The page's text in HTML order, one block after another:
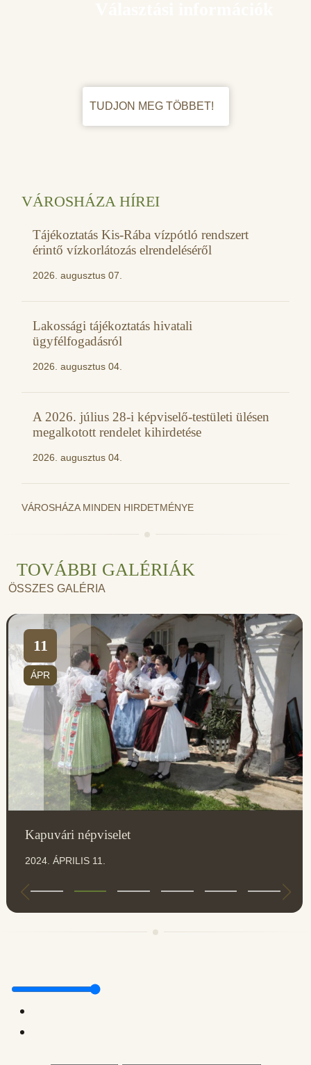
TUDJON MEG TÖBBET!
VÁROSHÁZA HÍREI
Tájékoztatás Kis-Rába vízpótló rendszert
érintő vízkorlátozás elrendeléséről
2026. augusztus 07.
Lakossági tájékoztatás hivatali
ügyfélfogadásról
2026. augusztus 04.
A 2026. július 28-i képviselő-testületi ülésen
megalkotott rendelet kihirdetése
2026. augusztus 04.
VÁROSHÁZA MINDEN HIRDETMÉNYE
TOVÁBBI GALÉRIÁK
ÖSSZES GALÉRIA
11
ÁPR
Kapuvári népviselet
2024. ÁPRILIS 11.